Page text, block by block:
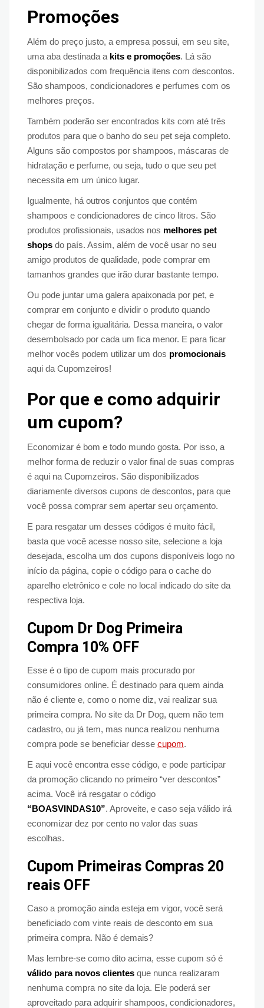
Promoções
Além do preço justo, a empresa possui, em seu site,
uma aba destinada a kits e promoções. Lá são
disponibilizados com frequência itens com descontos.
São shampoos, condicionadores e perfumes com os
melhores preços.
Também poderão ser encontrados kits com até três
produtos para que o banho do seu pet seja completo.
Alguns são compostos por shampoos, máscaras de
hidratação e perfume, ou seja, tudo o que seu pet
necessita em um único lugar.
Igualmente, há outros conjuntos que contém
shampoos e condicionadores de cinco litros. São
produtos profissionais, usados nos melhores pet
shops do país. Assim, além de você usar no seu
amigo produtos de qualidade, pode comprar em
tamanhos grandes que irão durar bastante tempo.
Ou pode juntar uma galera apaixonada por pet, e
comprar em conjunto e dividir o produto quando
chegar de forma igualitária. Dessa maneira, o valor
desembolsado por cada um fica menor. E para ficar
melhor vocês podem utilizar um dos promocionais
aqui da Cupomzeiros!
Por que e como adquirir
um cupom?
Economizar é bom e todo mundo gosta. Por isso, a
melhor forma de reduzir o valor final de suas compras
é aqui na Cupomzeiros. São disponibilizados
diariamente diversos cupons de descontos, para que
você possa comprar sem apertar seu orçamento.
E para resgatar um desses códigos é muito fácil,
basta que você acesse nosso site, selecione a loja
desejada, escolha um dos cupons disponíveis logo no
início da página, copie o código para o cache do
aparelho eletrônico e cole no local indicado do site da
respectiva loja.
Cupom Dr Dog Primeira
Compra 10% OFF
Esse é o tipo de cupom mais procurado por
consumidores online. É destinado para quem ainda
não é cliente e, como o nome diz, vai realizar sua
primeira compra. No site da Dr Dog, quem não tem
cadastro, ou já tem, mas nunca realizou nenhuma
compra pode se beneficiar desse cupom.
E aqui você encontra esse código, e pode participar
da promoção clicando no primeiro “ver descontos”
acima. Você irá resgatar o código
“BOASVINDAS10”. Aproveite, e caso seja válido irá
economizar dez por cento no valor das suas
escolhas.
Cupom Primeiras Compras 20
reais OFF
Caso a promoção ainda esteja em vigor, você será
beneficiado com vinte reais de desconto em sua
primeira compra. Não é demais?
Mas lembre-se como dito acima, esse cupom só é
válido para novos clientes que nunca realizaram
nenhuma compra no site da loja. Ele poderá ser
aproveitado para adquirir shampoos, condicionadores,